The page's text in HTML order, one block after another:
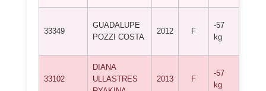
33349
GUADALUPE
POZZI COSTA
2012 F
-57
kg
33102
DIANA
ULLASTRES
2013 F
-57
kg